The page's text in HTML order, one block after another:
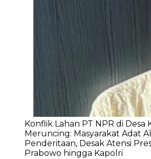
Konflik Lahan PT NPR di Desa
Meruncing: Masyarakat Adat
Penderitaan, Desak Atensi
Prabowo hingga Kapolri